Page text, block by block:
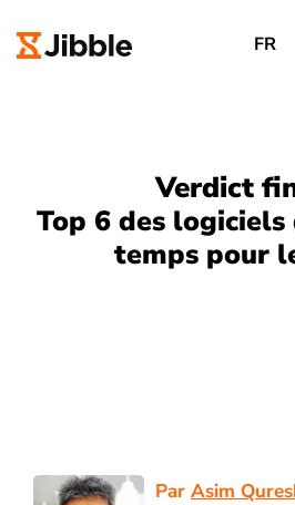
FR
Verdict
Top 6 des
temps pour
Par Asim